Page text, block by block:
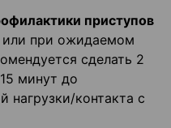
приступов
или при ожидаемом
сделать 2
минут до
нагрузки/контакта с